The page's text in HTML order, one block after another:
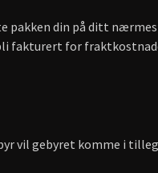
pakken din på ditt
fakturert for
vil gebyret komme i